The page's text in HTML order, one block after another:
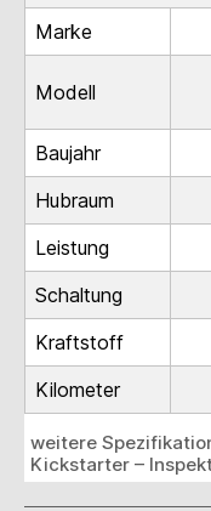
Marke
Modell
Baujahr
Hubraum
Leistung
Schaltung
Kraftstoff
Kilometer
weitere
Kickstarter –